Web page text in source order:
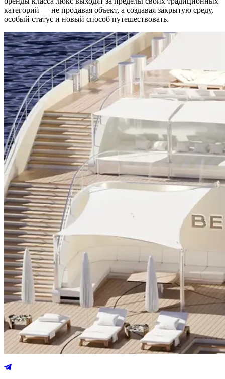
категорий — не продавая объект, а создавая закрытую среду,
особый статус и новый способ путешествовать.